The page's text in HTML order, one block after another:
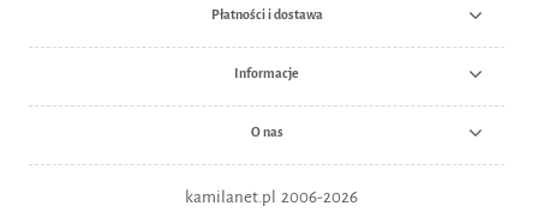
Płatności i dostawa
Informacje
O nas
kamilanet.pl 2006-2026